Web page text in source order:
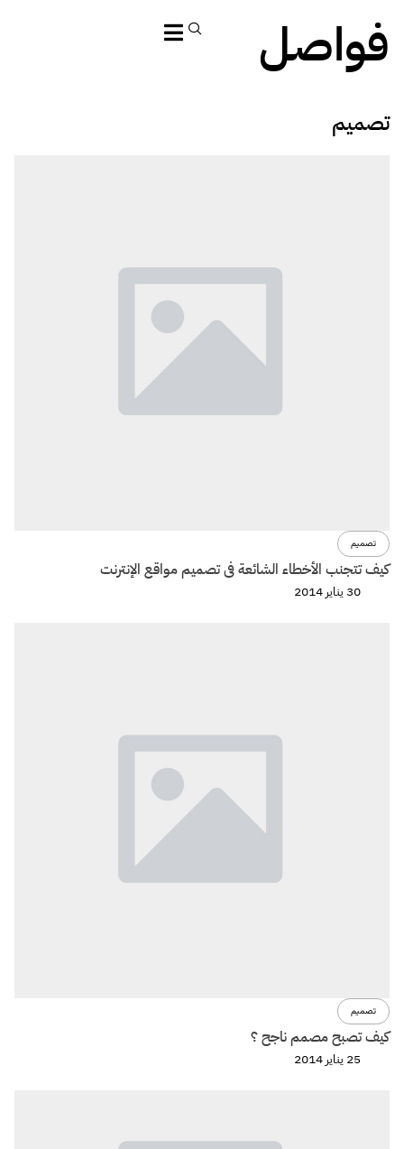
فواصل
تصميم
تصميم
كيف تتجنب الأخطاء الشائعة فى تصميم مواقع الإنترنت
30 يناير 2014
تصميم
كيف تصبح مصمم ناجح ؟
25 يناير 2014